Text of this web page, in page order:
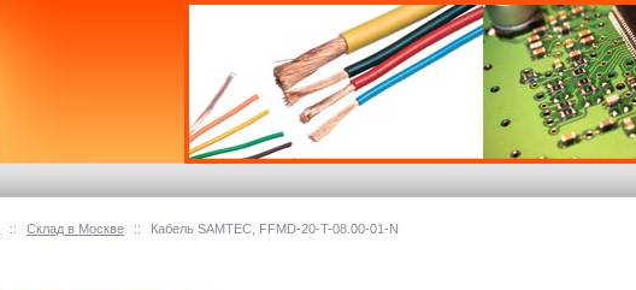
:: Cклад в Москве :: Кабель SAMTEC, FFMD-20-T-08.00-01-N